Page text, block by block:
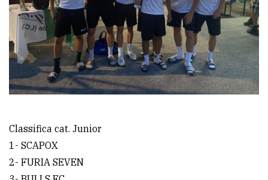
Classifica cat. Junior
1- SCAPOX
2- FURIA SEVEN